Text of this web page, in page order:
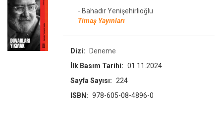
- Bahadır Yenişehirlioğlu
Timaş Yayınları
Dizi:
Deneme
İlk Basım Tarihi: 01.11.2024
Sayfa Sayısı:
224
ISBN: 978-605-08-4896-0